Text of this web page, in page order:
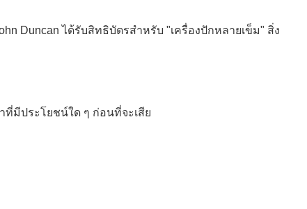
Duncan ได้รับสิทธิบัตรสําหรับ "เครื่องปักหลายเข็ม" สิ่ง
ที่มีประโยชน์ใด ๆ ก่อนที่จะเสีย